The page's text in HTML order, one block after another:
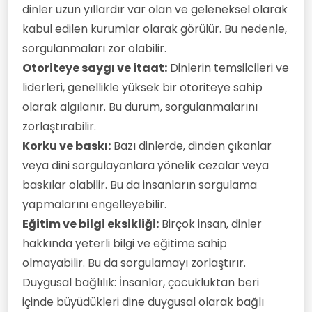
dinler uzun yıllardır var olan ve geleneksel olarak
kabul edilen kurumlar olarak görülür. Bu nedenle,
sorgulanmaları zor olabilir.
Otoriteye saygı ve itaat: Dinlerin temsilcileri ve
liderleri, genellikle yüksek bir otoriteye sahip
olarak algılanır. Bu durum, sorgulanmalarını
zorlaştırabilir.
Korku ve baskı: Bazı dinlerde, dinden çıkanlar
veya dini sorgulayanlara yönelik cezalar veya
baskılar olabilir. Bu da insanların sorgulama
yapmalarını engelleyebilir.
Eğitim ve bilgi eksikliği: Birçok insan, dinler
hakkında yeterli bilgi ve eğitime sahip
olmayabilir. Bu da sorgulamayı zorlaştırır.
Duygusal bağlılık: İnsanlar, çocukluktan beri
içinde büyüdükleri dine duygusal olarak bağlı